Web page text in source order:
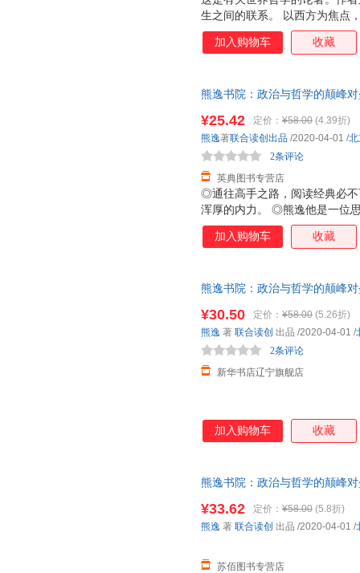
生之间的联系。 以西方为焦点
者提供一个哲学、以及怎样应
逻辑方法。给喜爱哲学的读者
加入购物车 收藏
熊逸书院：政治与哲学的颠峰
◎通往高手之路，阅读经典必
浑厚的内力。 ◎熊逸他是一位
的真名，他的知识图谱跨度极
精通。他在得到开了三门课程
之后你会发现，那些分立的学
往今来*流的智者对话、交锋，
功，再挑战下一名高手。
¥25.42 定价： ¥58.00 (4.39折)
英典图书专营店
2条评论
熊逸著联合读创出品 /2020-04-01 /
加入购物车 收藏
熊逸书院：政治与哲学的颠峰
发货 电子发票
¥30.50 定价： ¥58.00 (5.26折)
新华书店辽宁旗舰店
2条评论
熊逸 著 联合读创 出品 /2020-04-01 /
加入购物车 收藏
熊逸书院：政治与哲学的颠峰
请放心下单，本店所有商品均
¥33.62 定价： ¥58.00 (5.8折)
苏佰图书专营店
熊逸 著 联合读创 出品 /2020-04-01 /